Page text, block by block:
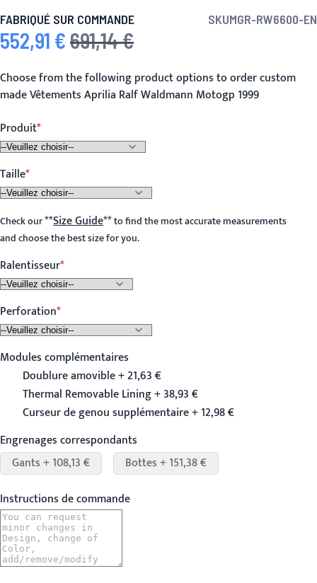
FABRIQUÉ SUR COMMANDE SKUMGR-RW6600-EN
Prix spécial
552,91 € Prix normal
691,14 €
Choose from the following product options to order custom
made Vêtements Aprilia Ralf Waldmann Motogp 1999
Produit
Taille
Check our**Size Guide**to find the most accurate measurements
and choose the best size for you.
Ralentisseur
Perforation
Modules complémentaires
Doublure amovible + 21,63 €
Thermal Removable Lining + 38,93 €
Curseur de genou supplémentaire + 12,98 €
Engrenages correspondants
Gants + 108,13 €
Bottes + 151,38 €
Instructions de commande